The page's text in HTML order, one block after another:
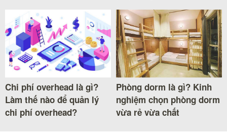
Chi phí overhead là gì?
Làm thế nào để quản lý
chi phí overhead?
Phòng dorm là gì? Kinh
nghiệm chọn phòng dorm
vừa rẻ vừa chất